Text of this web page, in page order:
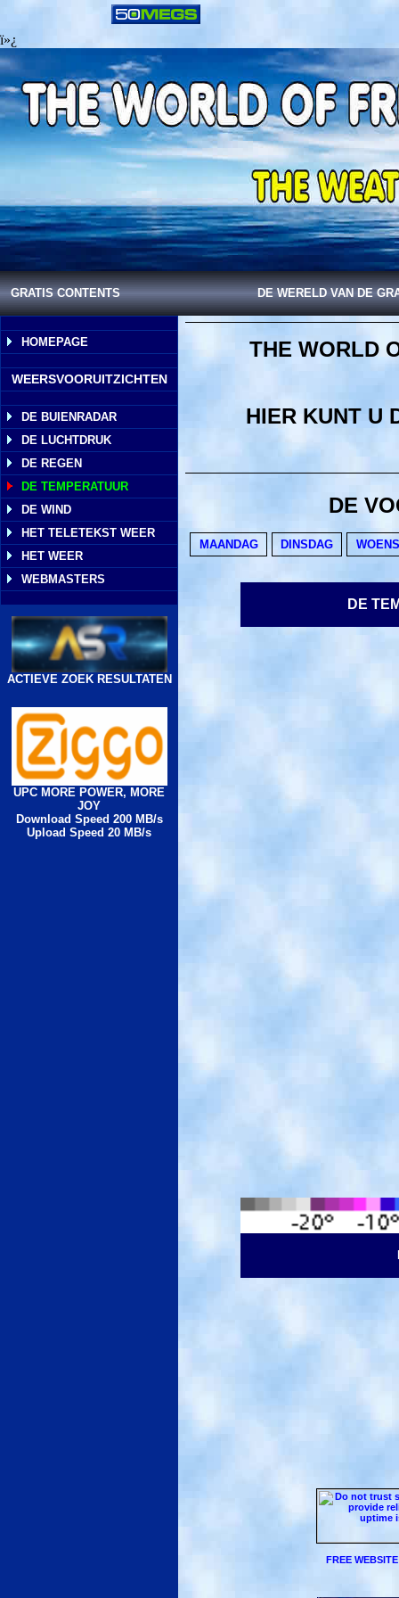
ï»¿
GRATIS CONTENTS DE WERELD VAN DE
HOMEPAGE
WEERSVOORUITZICHTEN
DE BUIENRADAR
DE LUCHTDRUK
DE REGEN
DE TEMPERATUUR
DE WIND
HET TELETEKST WEER
HET WEER
WEBMASTERS
ACTIEVE ZOEK RESULTATEN
UPC MORE POWER, MORE
JOY
Download Speed 200 MB/s
Upload Speed 20 MB/s
THE WORLD
HIER KUNT U
DE
MAANDAG DINSDAG
DE
FREE